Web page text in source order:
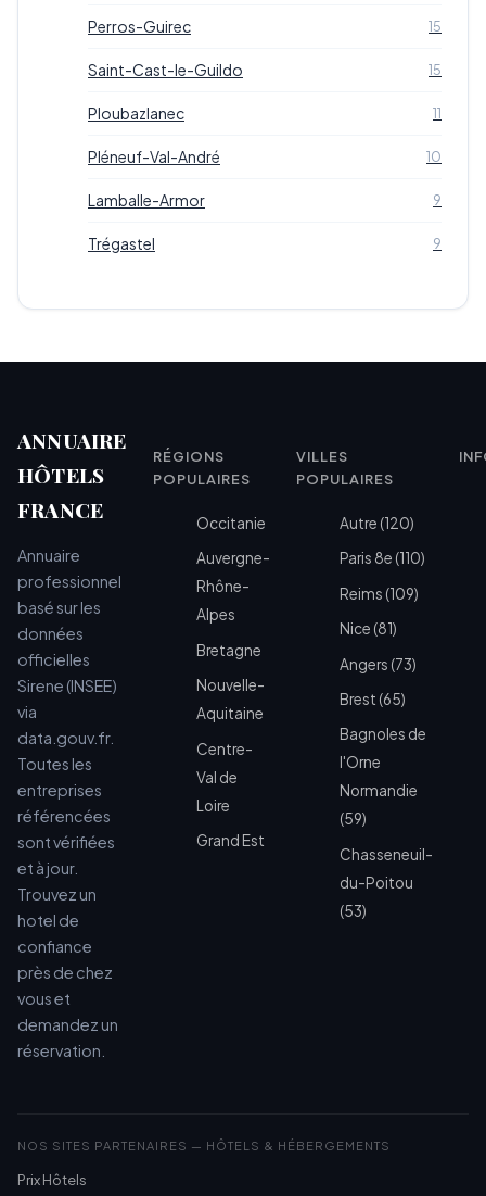
Perros-Guirec 15
Saint-Cast-le-Guildo 15
Ploubazlanec 11
Pléneuf-Val-André 10
Lamballe-Armor 9
Trégastel 9
ANNUAIRE
HÔTELS
FRANCE
Annuaire
professionnel
basé sur les
données
officielles
Sirene (INSEE)
via
data.gouv.fr.
Toutes les
entreprises
référencées
sont vérifiées
et à jour.
Trouvez un
hotel de
confiance
près de chez
vous et
demandez un
réservation.
RÉGIONS
POPULAIRES
Occitanie
Auvergne-
Rhône-
Alpes
Bretagne
Nouvelle-
Aquitaine
Centre-
Val de
Loire
Grand Est
VILLES
POPULAIRES
Autre (120)
Paris 8e (110)
Reims (109)
Nice (81)
Angers (73)
Brest (65)
Bagnoles de
l'Orne
Normandie
(59)
Chasseneuil-
du-Poitou
(53)
NOS SITES PARTENAIRES — HÔTELS & HÉBERGEMENTS
Prix Hôtels